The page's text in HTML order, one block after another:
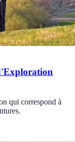
qui correspond à